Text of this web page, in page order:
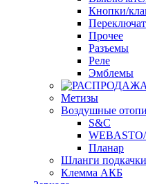
Кнопки/
Прочее
Разъемы
Реле
Эмблемы
Метизы
Воздушные
S&C
Планар
Шланги подкачки
Клемма АКБ